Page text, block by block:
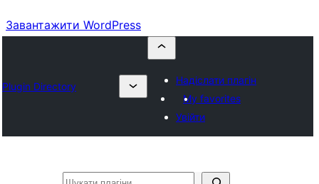
Завантажити WordPress
Plugin Directory
Надіслати плагін
My favorites
Увійти